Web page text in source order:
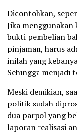
Dicontohkan,
Jika
bukti pembelian
pinjaman, harus
inilah yang
Sehingga menjadi
Meski demikian,
politik sudah
dua parpol yang
laporan realisasi